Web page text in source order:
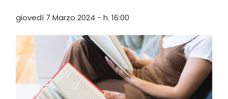
giovedì 7 Marzo 2024 - h. 16:00